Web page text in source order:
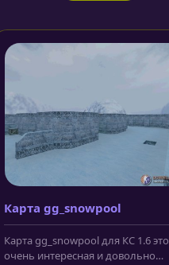
Карта gg_snowpool
Карта gg_snowpool для КС 1.6 это
очень интересная и довольно